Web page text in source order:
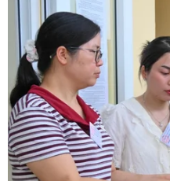
thảo “Cập nhật những
thư xương” tổ chức
sỹ và nhân viên y tế
cũng sẽ mổ miễn phí
thay xương khớp nhân
(Tập đoàn Vingroup)
Long./.